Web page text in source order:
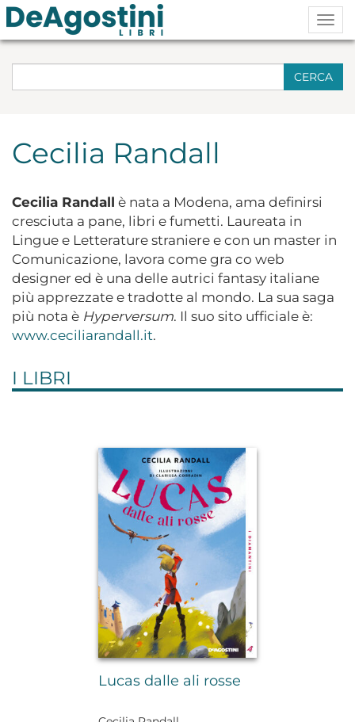
CERCA
Cecilia Randall
Cecilia Randall è nata a Modena, ama definirsi
cresciuta a pane, libri e fumetti. Laureata in
Lingue e Letterature straniere e con un master in
Comunicazione, lavora come gra co web
designer ed è una delle autrici fantasy italiane
più apprezzate e tradotte al mondo. La sua saga
più nota è Hyperversum. Il suo sito ufficiale è:
www.ceciliarandall.it.
I LIBRI
Lucas dalle ali rosse